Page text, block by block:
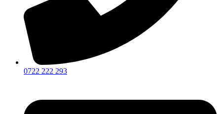
0722 222 293